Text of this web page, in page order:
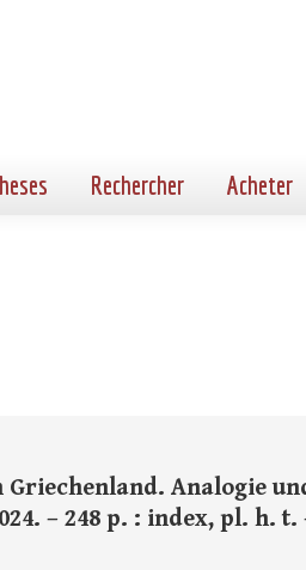
Rechercher Acheter
Analogie
– 248 p. : index, pl. h. t.